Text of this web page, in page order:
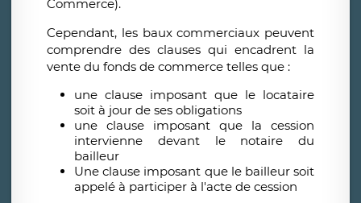
Commerce).
Cependant, les baux commerciaux peuvent
comprendre des clauses qui encadrent la
vente du fonds de commerce telles que :
une clause imposant que le locataire
soit à jour de ses obligations
une clause imposant que la cession
intervienne devant le notaire du
bailleur
Une clause imposant que le bailleur soit
appelé à participer à l'acte de cession